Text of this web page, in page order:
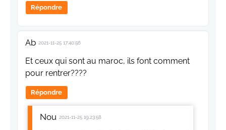
Répondre
Ab 2021-11-25 17:40:56
Et ceux qui sont au maroc, ils font comment
pour rentrer????
Répondre
Nou 2021-11-25 19:23:58